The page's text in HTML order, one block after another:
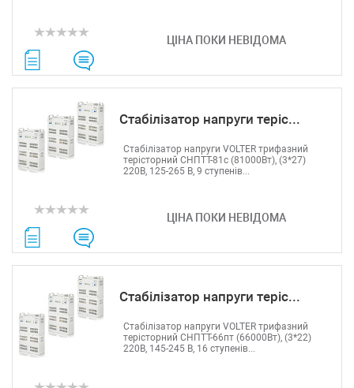
ЦІНА ПОКИ НЕВІДОМА
Стабілізатор напруги теріс...
ЦІНА ПОКИ НЕВІДОМА
Стабілізатор напруги VOLTER трифазний
терісторний СНПТТ-81с (81000Вт), (3*27)
220В, 125-265 В, 9 ступенів...
Стабілізатор напруги теріс...
Стабілізатор напруги VOLTER трифазний
терісторний СНПТТ-66пт (66000Вт), (3*22)
220В, 145-245 В, 16 ступенів...